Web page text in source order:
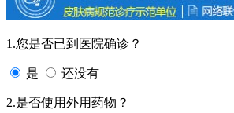
1.您是否已到医院确诊？
是 还没有
2.是否使用外用药物？